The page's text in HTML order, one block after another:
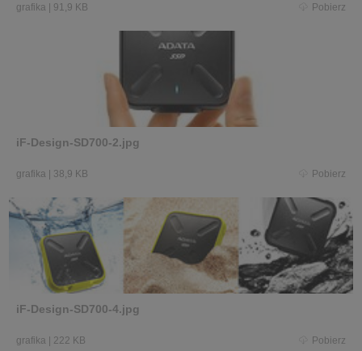
grafika 91,9 KB Pobierz
iF-Design-SD700-2.jpg
grafika 38,9 KB Pobierz
iF-Design-SD700-4.jpg
grafika 222 KB Pobierz